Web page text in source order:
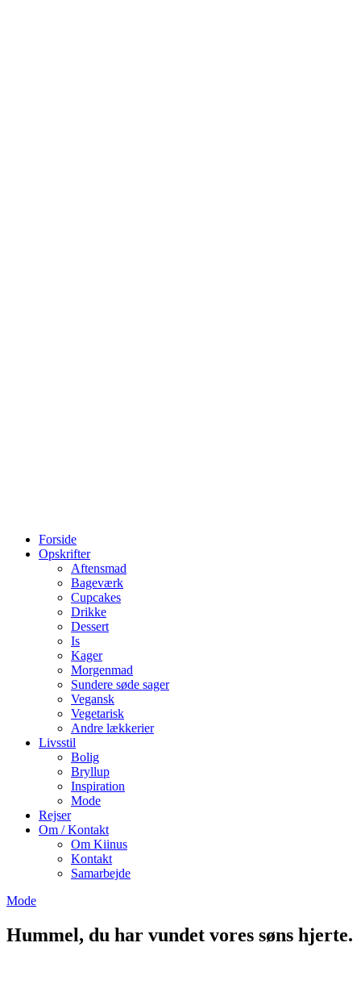
Forside
Opskrifter
Aftensmad
Bageværk
Cupcakes
Drikke
Dessert
Is
Kager
Morgenmad
Sundere søde sager
Vegansk
Vegetarisk
Andre lækkerier
Livsstil
Bolig
Bryllup
Inspiration
Mode
Rejser
Om / Kontakt
Om Kiinus
Kontakt
Samarbejde
Mode
Hummel, du har vundet vores søns hjerte.